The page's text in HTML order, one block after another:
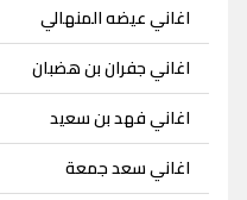
اغاني عيضه المنهالي
اغاني جفران بن هضبان
اغاني فهد بن سعيد
اغاني سعد جمعة